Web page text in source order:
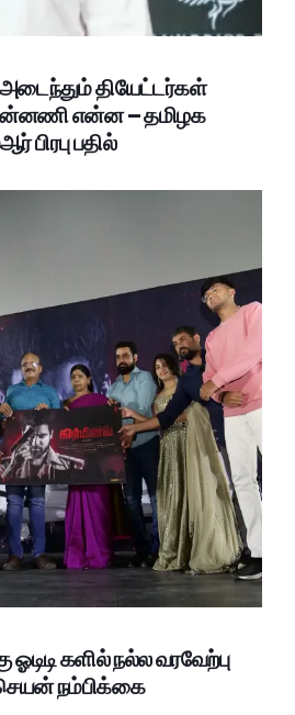
அடைந்தும் தியேட்டர்கள்
என்ன – தமிழக
பிரபு பதில்
ஓடிடி களில் நல்ல வரவேற்பு
நம்பிக்கை